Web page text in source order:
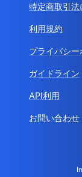
特定商取引
利用規約
プライバシー
ガイドライン
API利用
お問い合わせ